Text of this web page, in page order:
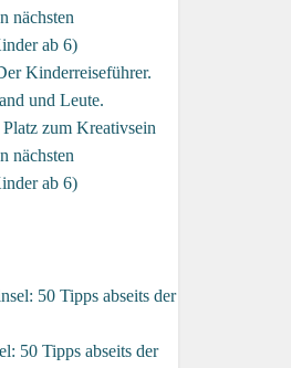
Kinderreiseführer.
und Leute.
zum Kreativsein
nächsten
ab 6)
50 Tipps abseits der